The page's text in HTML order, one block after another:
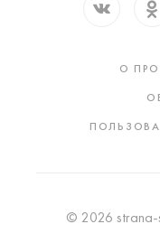
О
© 2026 strana-